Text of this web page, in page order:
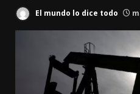
El mundo lo dice todo